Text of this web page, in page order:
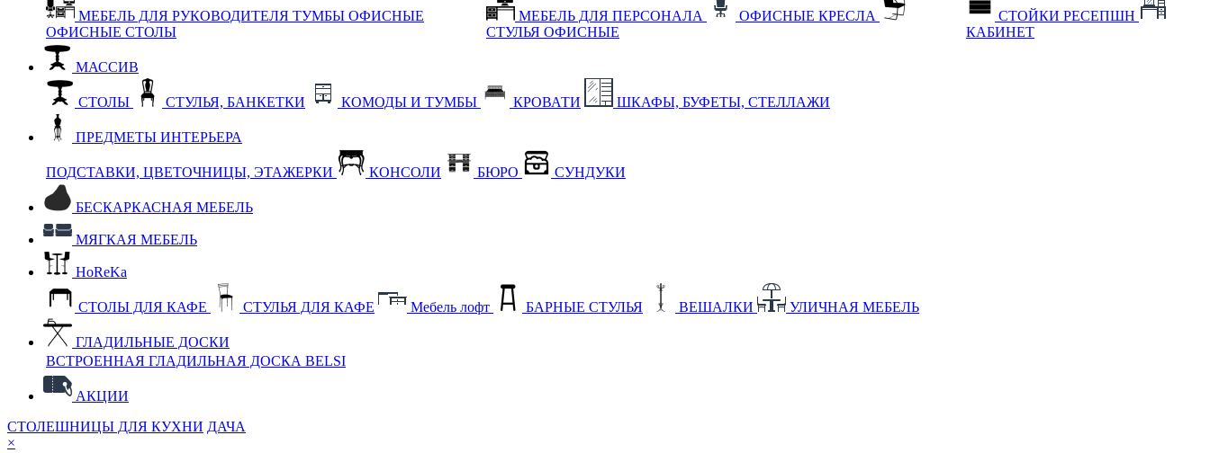
МЕБЕЛЬ ДЛЯ РУКОВОДИТЕЛЯ ТУМБЫ ОФИСНЫЕ
ОФИСНЫЕ СТОЛЫ
МЕБЕЛЬ ДЛЯ ПЕРСОНАЛА
ОФИСНЫЕ КРЕСЛА
СТУЛЬЯ ОФИСНЫЕ
СТОЙКИ РЕСЕПШН
КАБИНЕТ
МАССИВ
СТОЛЫ СТУЛЬЯ, БАНКЕТКИ КОМОДЫ И ТУМБЫ КРОВАТИ ШКАФЫ, БУФЕТЫ, СТЕЛЛАЖИ
ПРЕДМЕТЫ ИНТЕРЬЕРА
ПОДСТАВКИ, ЦВЕТОЧНИЦЫ, ЭТАЖЕРКИ КОНСОЛИ БЮРО СУНДУКИ
БЕСКАРКАСНАЯ МЕБЕЛЬ
МЯГКАЯ МЕБЕЛЬ
HoReKa
СТОЛЫ ДЛЯ КАФЕ СТУЛЬЯ ДЛЯ КАФЕ Мебель лофт БАРНЫЕ СТУЛЬЯ ВЕШАЛКИ УЛИЧНАЯ МЕБЕЛЬ
ГЛАДИЛЬНЫЕ ДОСКИ
ВСТРОЕННАЯ ГЛАДИЛЬНАЯ ДОСКА BELSI
АКЦИИ
СТОЛЕШНИЦЫ ДЛЯ КУХНИ ДАЧА
×